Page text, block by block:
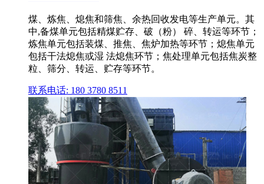
煤、炼焦、熄焦和筛焦、余热回收发电等生产单元。其
中,备煤单元包括精煤贮存、破（粉） 碎、转运等环节；
炼焦单元包括装煤、推焦、焦炉加热等环节；熄焦单元
包括干法熄焦或湿 法熄焦环节；焦处理单元包括焦炭整
粒、筛分、转运、贮存等环节。
联系电话: 180 3780 8511